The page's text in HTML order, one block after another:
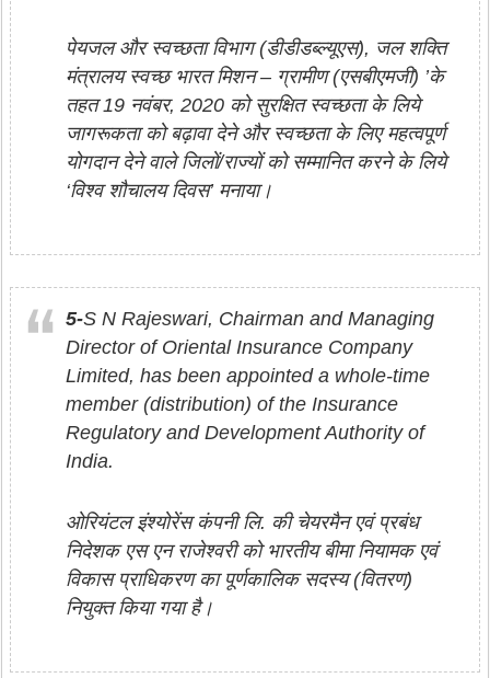
पेयजल और स्वच्छता विभाग (डीडीडब्‍ल्‍यूएस), जल शक्ति
मंत्रालय स्वच्छ भारत मिशन – ग्रामीण (एसबीएमजी) ’के
तहत 19 नवंबर, 2020 को सुरक्षित स्वच्छता के लिये
जागरूकता को बढ़ावा देने और स्वच्छता के लिए महत्वपूर्ण
योगदान देने वाले जिलों/राज्यों को सम्मानित करने के लिये
‘विश्व शौचालय दिवस’ मनाया।
5-S N Rajeswari, Chairman and Managing
Director of Oriental Insurance Company
Limited, has been appointed a whole-time
member (distribution) of the Insurance
Regulatory and Development Authority of
India.
ओरियंटल इंश्योरेंस कंपनी लि. की चेयरमैन एवं प्रबंध
निदेशक एस एन राजेश्वरी को भारतीय बीमा नियामक एवं
विकास प्राधिकरण का पूर्णकालिक सदस्य (वितरण)
नियुक्त किया गया है।